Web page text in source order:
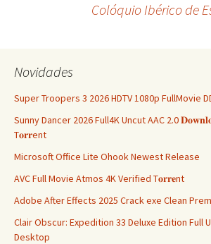
Colóquio Ibérico de
Novidades
Super Troopers 3 2026 HDTV 1080p FullMovie
Sunny Dancer 2026 Full4K Uncut AAC 2.0
T𝐨𝐫𝐫ent
Microsoft Office Lite Ohook Newest Release
AVC Full Movie Atmos 4K Verified T𝐨𝐫𝐫𝐞nt
Adobe After Effects 2025 Crack exe Clean
Clair Obscur: Expedition 33 Deluxe Edition Full
Desktop